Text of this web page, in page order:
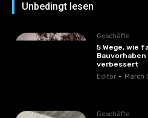
Unbedingt lesen
Geschäfte
5 Wege, wie
verbessert
Editor - March
Geschäfte